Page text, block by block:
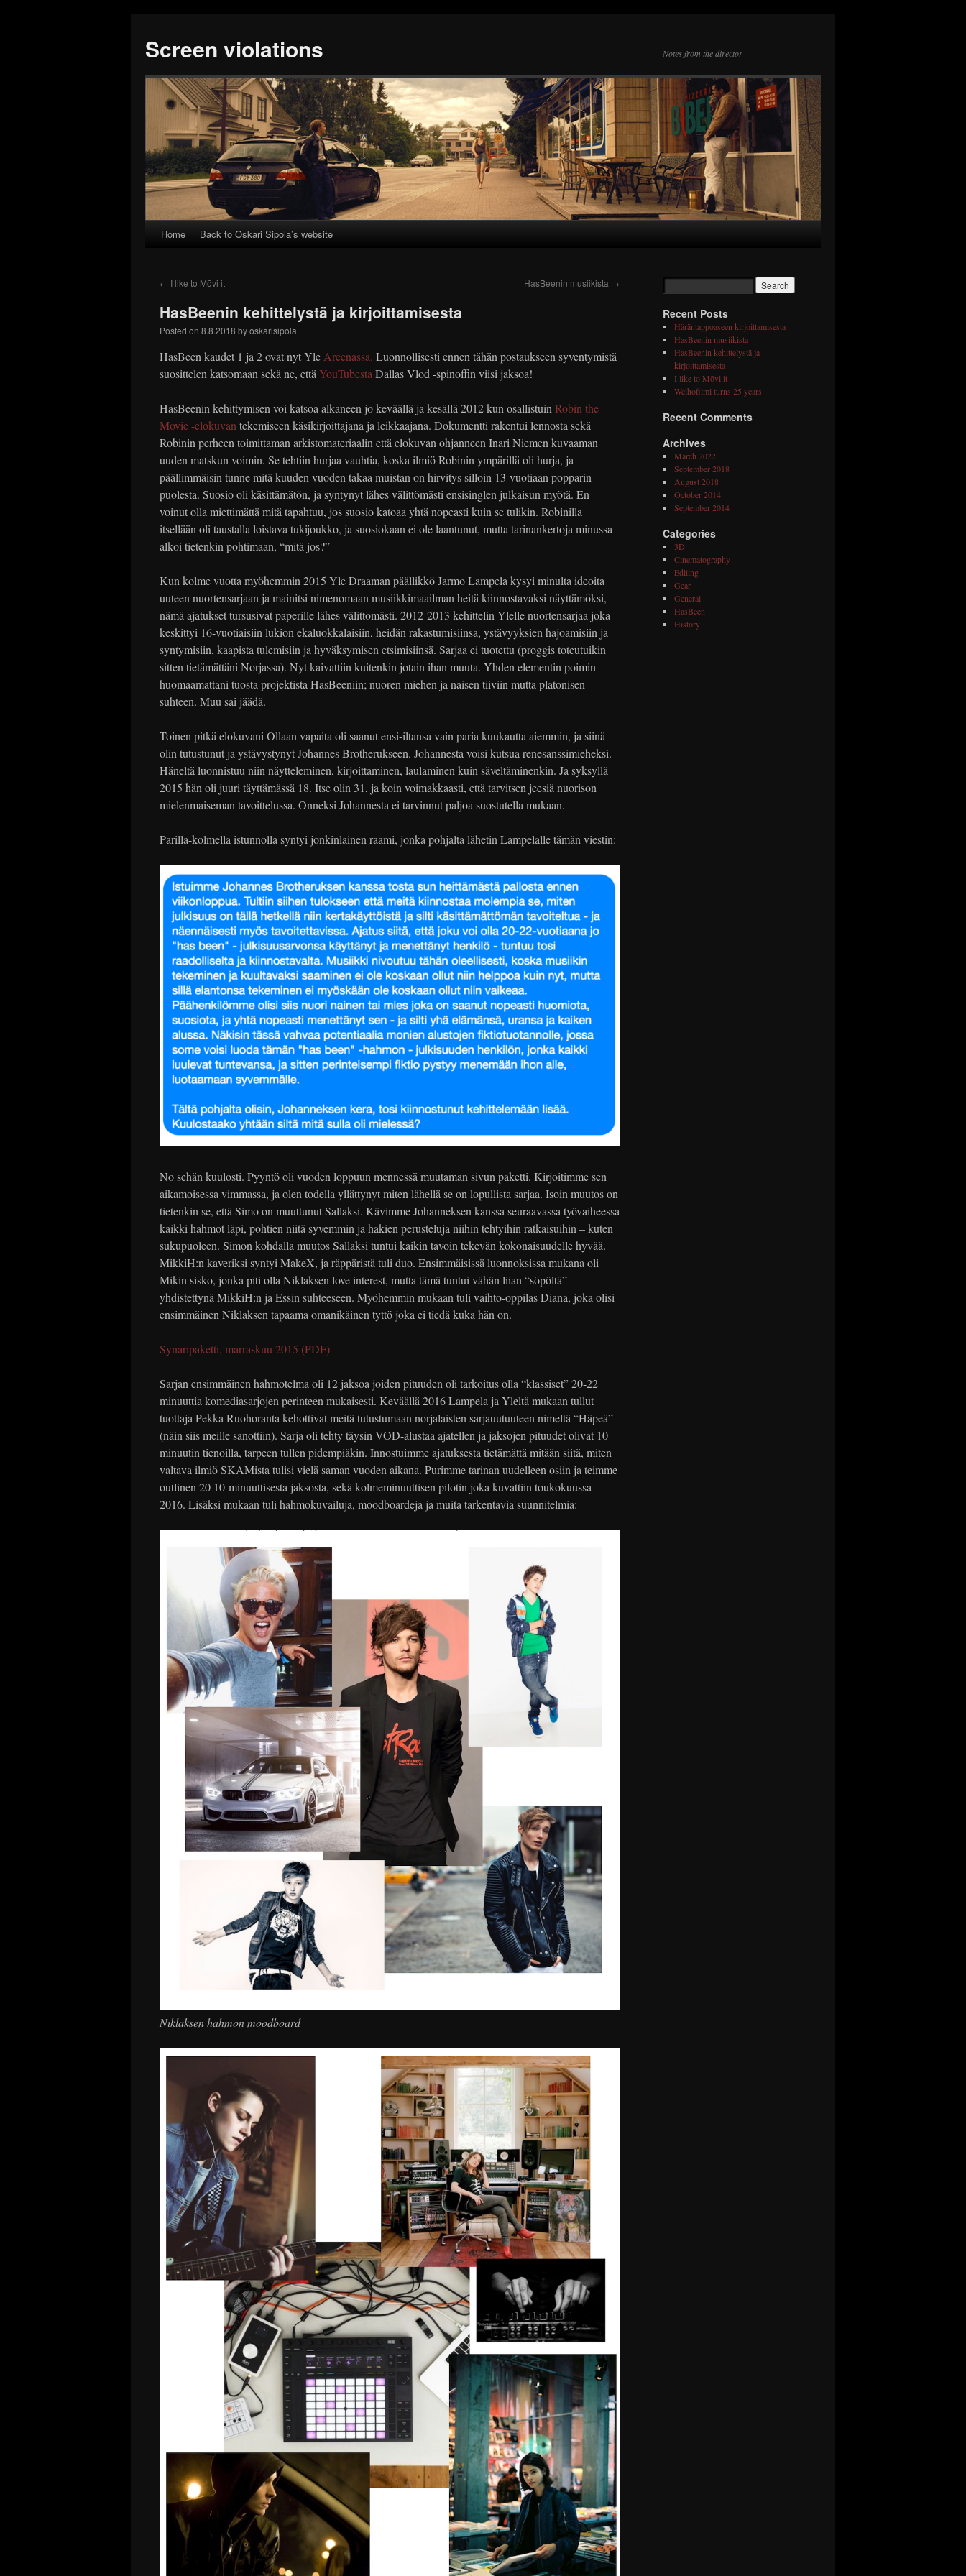
Screen violations Notes from the director
Home Back to Oskari Sipola’s website
← I like to Mōvi it HasBeenin musiikista →
HasBeenin kehittelystä ja kirjoittamisesta
Posted on 8.8.2018 byoskarisipola
HasBeen kaudet 1 ja 2 ovat nyt Yle Areenassa. Luonnollisesti ennen tähän postaukseen syventymistä
suosittelen katsomaan sekä ne, että YouTubesta Dallas Vlod -spinoffin viisi jaksoa!
HasBeenin kehittymisen voi katsoa alkaneen jo keväällä ja kesällä 2012 kun osallistuin Robin the
Movie -elokuvan tekemiseen käsikirjoittajana ja leikkaajana. Dokumentti rakentui lennosta sekä
Robinin perheen toimittaman arkistomateriaalin että elokuvan ohjanneen Inari Niemen kuvaaman
uuden matskun voimin. Se tehtiin hurjaa vauhtia, koska ilmiö Robinin ympärillä oli hurja, ja
päällimmäisin tunne mitä kuuden vuoden takaa muistan on hirvitys silloin 13-vuotiaan popparin
puolesta. Suosio oli käsittämätön, ja syntynyt lähes välittömästi ensisinglen julkaisun myötä. En
voinut olla miettimättä mitä tapahtuu, jos suosio katoaa yhtä nopeasti kuin se tulikin. Robinilla
itsellään oli taustalla loistava tukijoukko, ja suosiokaan ei ole laantunut, mutta tarinankertoja minussa
alkoi tietenkin pohtimaan, “mitä jos?”
Kun kolme vuotta myöhemmin 2015 Yle Draaman päällikkö Jarmo Lampela kysyi minulta ideoita
uuteen nuortensarjaan ja mainitsi nimenomaan musiikkimaailman heitä kiinnostavaksi näyttämöksi,
nämä ajatukset tursusivat paperille lähes välittömästi. 2012-2013 kehittelin Ylelle nuortensarjaa joka
keskittyi 16-vuotiaisiin lukion ekaluokkalaisiin, heidän rakastumisiinsa, ystävyyksien hajoamisiin ja
syntymisiin, kaapista tulemisiin ja hyväksymisen etsimisiinsä. Sarjaa ei tuotettu (proggis toteutuikin
sitten tietämättäni Norjassa). Nyt kaivattiin kuitenkin jotain ihan muuta. Yhden elementin poimin
huomaamattani tuosta projektista HasBeeniin; nuoren miehen ja naisen tiiviin mutta platonisen
suhteen. Muu sai jäädä.
Toinen pitkä elokuvani Ollaan vapaita oli saanut ensi-iltansa vain paria kuukautta aiemmin, ja siinä
olin tutustunut ja ystävystynyt Johannes Brotherukseen. Johannesta voisi kutsua renesanssimieheksi.
Häneltä luonnistuu niin näytteleminen, kirjoittaminen, laulaminen kuin säveltäminenkin. Ja syksyllä
2015 hän oli juuri täyttämässä 18. Itse olin 31, ja koin voimakkaasti, että tarvitsen jeesiä nuorison
mielenmaiseman tavoittelussa. Onneksi Johannesta ei tarvinnut paljoa suostutella mukaan.
Parilla-kolmella istunnolla syntyi jonkinlainen raami, jonka pohjalta lähetin Lampelalle tämän viestin:
No sehän kuulosti. Pyyntö oli vuoden loppuun mennessä muutaman sivun paketti. Kirjoitimme sen
aikamoisessa vimmassa, ja olen todella yllättynyt miten lähellä se on lopullista sarjaa. Isoin muutos on
tietenkin se, että Simo on muuttunut Sallaksi. Kävimme Johanneksen kanssa seuraavassa työvaiheessa
kaikki hahmot läpi, pohtien niitä syvemmin ja hakien perusteluja niihin tehtyihin ratkaisuihin – kuten
sukupuoleen. Simon kohdalla muutos Sallaksi tuntui kaikin tavoin tekevän kokonaisuudelle hyvää.
MikkiH:n kaveriksi syntyi MakeX, ja räppäristä tuli duo. Ensimmäisissä luonnoksissa mukana oli
Mikin sisko, jonka piti olla Niklaksen love interest, mutta tämä tuntui vähän liian “söpöltä”
yhdistettynä MikkiH:n ja Essin suhteeseen. Myöhemmin mukaan tuli vaihto-oppilas Diana, joka olisi
ensimmäinen Niklaksen tapaama omanikäinen tyttö joka ei tiedä kuka hän on.
Synaripaketti, marraskuu 2015 (PDF)
Sarjan ensimmäinen hahmotelma oli 12 jaksoa joiden pituuden oli tarkoitus olla “klassiset” 20-22
minuuttia komediasarjojen perinteen mukaisesti. Keväällä 2016 Lampela ja Yleltä mukaan tullut
tuottaja Pekka Ruohoranta kehottivat meitä tutustumaan norjalaisten sarjauutuuteen nimeltä “Häpeä”
(näin siis meille sanottiin). Sarja oli tehty täysin VOD-alustaa ajatellen ja jaksojen pituudet olivat 10
minuutin tienoilla, tarpeen tullen pidempiäkin. Innostuimme ajatuksesta tietämättä mitään siitä, miten
valtava ilmiö SKAMista tulisi vielä saman vuoden aikana. Purimme tarinan uudelleen osiin ja teimme
outlinen 20 10-minuuttisesta jaksosta, sekä kolmeminuuttisen pilotin joka kuvattiin toukokuussa
2016. Lisäksi mukaan tuli hahmokuvailuja, moodboardeja ja muita tarkentavia suunnitelmia:
Niklaksen hahmon moodboard
Recent Posts
Häräntappoaseen kirjoittamisesta
HasBeenin musiikista
HasBeenin kehittelystä ja
kirjoittamisesta
I like to Mōvi it
Welhofilmi turns 25 years
Recent Comments
Archives
March 2022
September 2018
August 2018
October 2014
September 2014
Categories
3D
Cinematography
Editing
Gear
General
HasBeen
History